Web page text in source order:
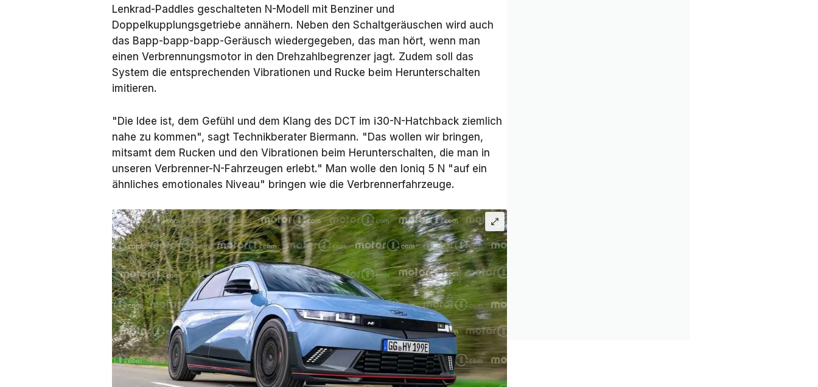
Lenkrad-Paddles geschalteten N-Modell mit Benziner und
Doppelkupplungsgetriebe annähern. Neben den Schaltgeräuschen wird auch
das Bapp-bapp-bapp-Geräusch wiedergegeben, das man hört, wenn man
einen Verbrennungsmotor in den Drehzahlbegrenzer jagt. Zudem soll das
System die entsprechenden Vibrationen und Rucke beim Herunterschalten
imitieren.
"Die Idee ist, dem Gefühl und dem Klang des DCT im i30-N-Hatchback ziemlich
nahe zu kommen", sagt Technikberater Biermann. "Das wollen wir bringen,
mitsamt dem Rucken und den Vibrationen beim Herunterschalten, die man in
unseren Verbrenner-N-Fahrzeugen erlebt." Man wolle den Ioniq 5 N "auf ein
ähnliches emotionales Niveau" bringen wie die Verbrennerfahrzeuge.